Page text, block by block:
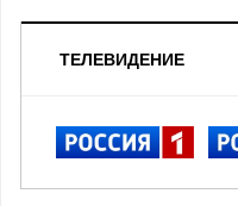
ТЕЛЕВИДЕНИЕ